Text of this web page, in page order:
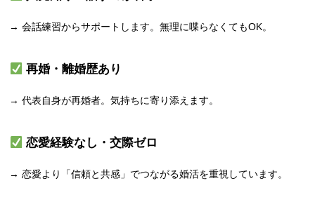
→ 会話練習からサポートします。無理に喋らなくてもOK。
再婚・離婚歴あり
→ 代表自身が再婚者。気持ちに寄り添えます。
恋愛経験なし・交際ゼロ
→ 恋愛より「信頼と共感」でつながる婚活を重視しています。